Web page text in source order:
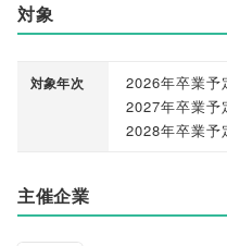
対象
対象年次
2026年卒業予
2027年卒業予
2028年卒業予
主催企業